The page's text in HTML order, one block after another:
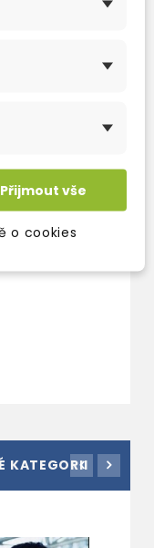
KATEGORII
Přijmout vše
o cookies